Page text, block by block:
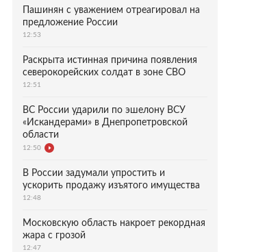
Пашинян с уважением отреагировал на
предложение России
12:53
Раскрыта истинная причина появления
северокорейских солдат в зоне СВО
12:51
ВС России ударили по эшелону ВСУ
«Искандерами» в Днепропетровской
области
12:50
В России задумали упростить и
ускорить продажу изъятого имущества
12:48
Московскую область накроет рекордная
жара с грозой
12:47